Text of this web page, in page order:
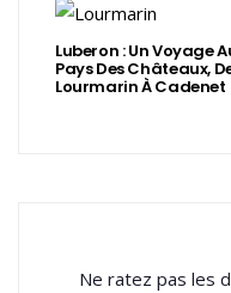
Luberon : Un Voyage
Pays Des Châteaux,
Lourmarin À Cadenet
Ne ratez pas les